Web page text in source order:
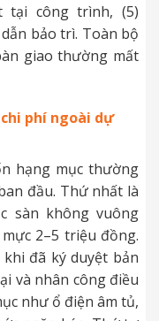
tại công trình, (5)
bảo trì. Toàn bộ
giao thường mất
phí ngoài dự
hạng mục thường
đầu. Thứ nhất là
sàn không vuông
2–5 triệu đồng.
đã ký duyệt bản
và nhân công điều
như ổ điện âm tủ,